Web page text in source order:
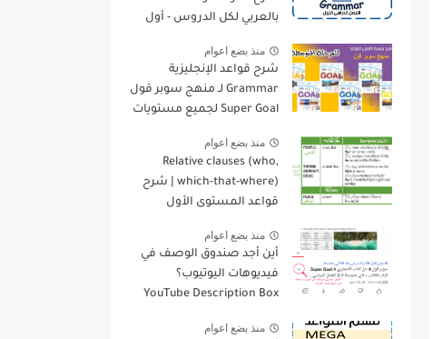
بالعربي لكل الدروس - أول
الأول
منذ بضع اعوام
شرح قواعد الإنجليزية
Grammar لـ منهج سوبر قول
Super Goal لجميع مستويات
منذ بضع اعوام
Relative clauses (who,
which-that-where) | شرح
قواعد المستوى الأول
منذ بضع اعوام
أين أجد صندوق الوصف في
فيديوهات اليوتيوب؟
YouTube Description Box
منذ بضع اعوام